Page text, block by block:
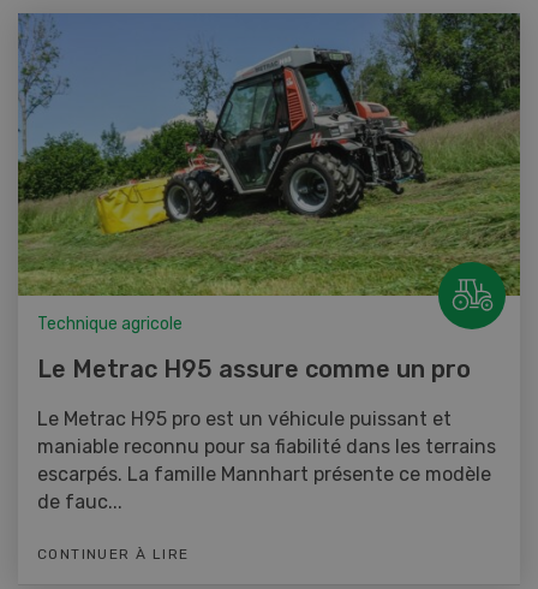
Technique agricole
Le Metrac H95 assure comme un pro
Le Metrac H95 pro est un véhicule puissant et
maniable reconnu pour sa fiabilité dans les terrains
escarpés. La famille Mannhart présente ce modèle
de fauc...
CONTINUER À LIRE